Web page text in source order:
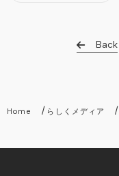
Back
Home / らしくメディア /